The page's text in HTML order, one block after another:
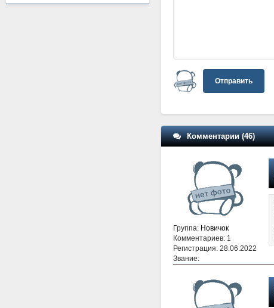
Отправить
Комментарии (46)
Группа: Новичок
Комментариев: 1
Регистрация: 28.06.2022
Звание: